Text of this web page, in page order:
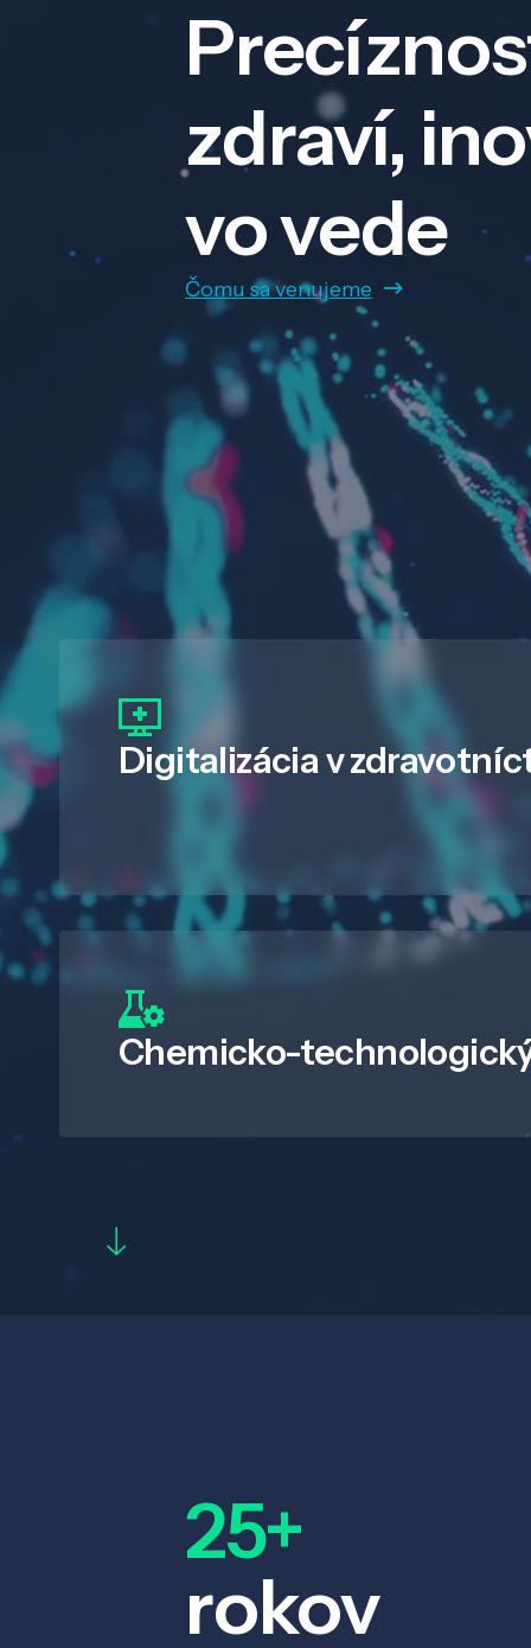
zdraví,
vo vede
Čomu sa venujeme
Digitalizáciav
Chemicko-
25+
rokov